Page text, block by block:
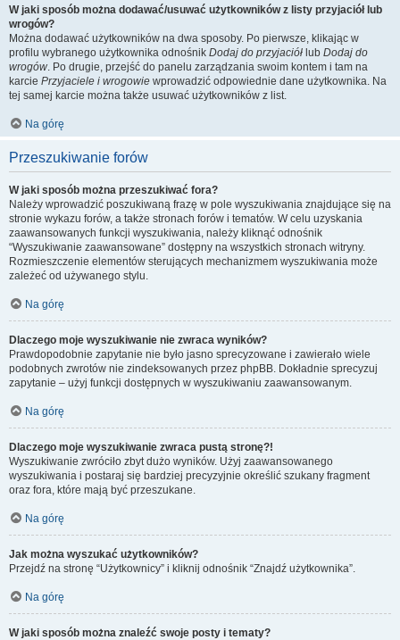
W jaki sposób można dodawać/usuwać użytkowników z listy przyjaciół lub
wrogów?
Można dodawać użytkowników na dwa sposoby. Po pierwsze, klikając w
profilu wybranego użytkownika odnośnik Dodaj do przyjaciół lub Dodaj do
wrogów. Po drugie, przejść do panelu zarządzania swoim kontem i tam na
karcie Przyjaciele i wrogowie wprowadzić odpowiednie dane użytkownika. Na
tej samej karcie można także usuwać użytkowników z list.
Na górę
Przeszukiwanie forów
W jaki sposób można przeszukiwać fora?
Należy wprowadzić poszukiwaną frazę w pole wyszukiwania znajdujące się na
stronie wykazu forów, a także stronach forów i tematów. W celu uzyskania
zaawansowanych funkcji wyszukiwania, należy kliknąć odnośnik
“Wyszukiwanie zaawansowane” dostępny na wszystkich stronach witryny.
Rozmieszczenie elementów sterujących mechanizmem wyszukiwania może
zależeć od używanego stylu.
Na górę
Dlaczego moje wyszukiwanie nie zwraca wyników?
Prawdopodobnie zapytanie nie było jasno sprecyzowane i zawierało wiele
podobnych zwrotów nie zindeksowanych przez phpBB. Dokładnie sprecyzuj
zapytanie – użyj funkcji dostępnych w wyszukiwaniu zaawansowanym.
Na górę
Dlaczego moje wyszukiwanie zwraca pustą stronę?!
Wyszukiwanie zwróciło zbyt dużo wyników. Użyj zaawansowanego
wyszukiwania i postaraj się bardziej precyzyjnie określić szukany fragment
oraz fora, które mają być przeszukane.
Na górę
Jak można wyszukać użytkowników?
Przejdź na stronę “Użytkownicy” i kliknij odnośnik “Znajdź użytkownika”.
Na górę
W jaki sposób można znaleźć swoje posty i tematy?